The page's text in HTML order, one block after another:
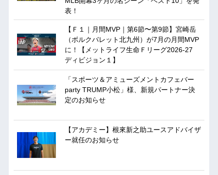
表！
【Ｆ１｜月間MVP｜第6節〜第9節】宮崎岳
（ボルクバレット北九州）が7月の月間MVP
に！【メットライフ生命Ｆリーグ2026-27
ディビジョン１】
「スポーツ＆アミューズメントカフェバー
party TRUMP小松」様、新規パートナー決
定のお知らせ
【アカデミー】根來新之助ユースアドバイザ
ー就任のお知らせ